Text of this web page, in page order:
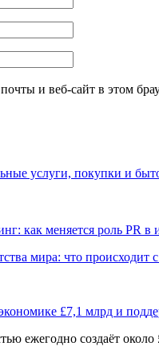
и веб-сайт в этом
услуги, покупки и
как меняется роль PR в
мира: что происходит
£7,1 млрд и
ежегодно создаёт